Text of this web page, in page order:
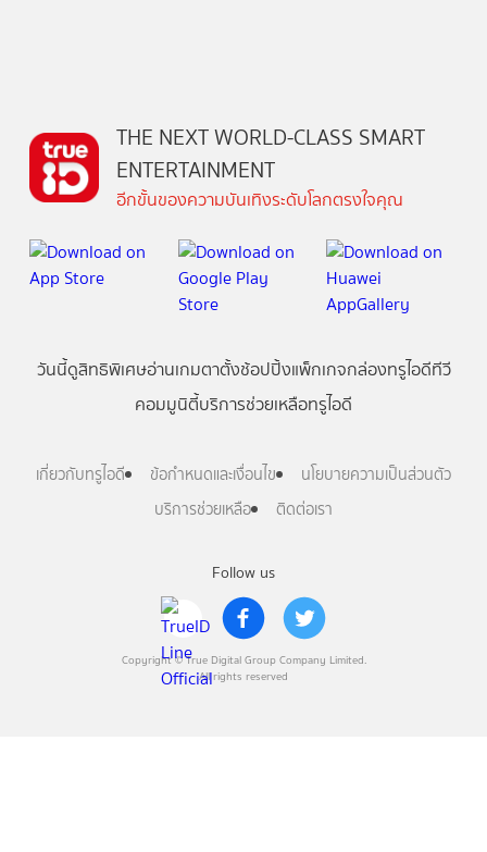
Follow us
Copyright © True Digital Group Company Limited.
All rights reserved
THE NEXT WORLD-CLASS SMART
ENTERTAINMENT
อีกขั้นของความบันเทิงระดับโลกตรงใจคุณ
วันนี้ดูสิทธิพิเศษอ่านเกมตาตั้งช้อปปิ้งแพ็กเกจกล่องทรูไอดีทีวี
คอมมูนิตี้บริการช่วยเหลือทรูไอดี
เกี่ยวกับทรูไอดี ข้อกำหนดและเงื่อนไข
นโยบายความเป็นส่วนตัว
บริการช่วยเหลือ
ติดต่อเรา